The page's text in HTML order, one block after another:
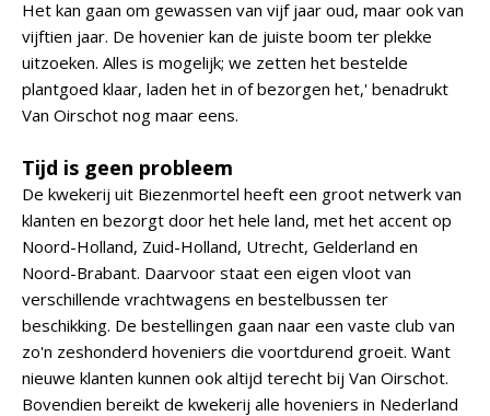
Het kan gaan om gewassen van vijf jaar oud, maar ook van
vijftien jaar. De hovenier kan de juiste boom ter plekke
uitzoeken. Alles is mogelijk; we zetten het bestelde
plantgoed klaar, laden het in of bezorgen het,' benadrukt
Van Oirschot nog maar eens.
Tijd is geen probleem
De kwekerij uit Biezenmortel heeft een groot netwerk van
klanten en bezorgt door het hele land, met het accent op
Noord-Holland, Zuid-Holland, Utrecht, Gelderland en
Noord-Brabant. Daarvoor staat een eigen vloot van
verschillende vrachtwagens en bestelbussen ter
beschikking. De bestellingen gaan naar een vaste club van
zo'n zeshonderd hoveniers die voortdurend groeit. Want
nieuwe klanten kunnen ook altijd terecht bij Van Oirschot.
Bovendien bereikt de kwekerij alle hoveniers in Nederland